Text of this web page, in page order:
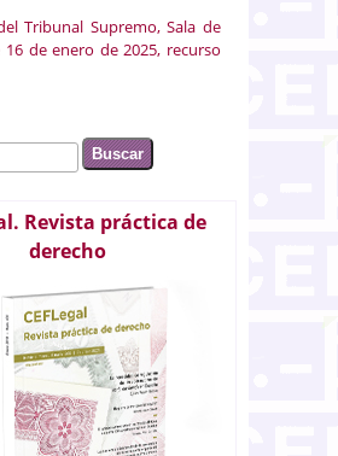
Tribunal Supremo, Sala de
de enero de 2025, recurso
de búsqueda
Revista práctica de
derecho